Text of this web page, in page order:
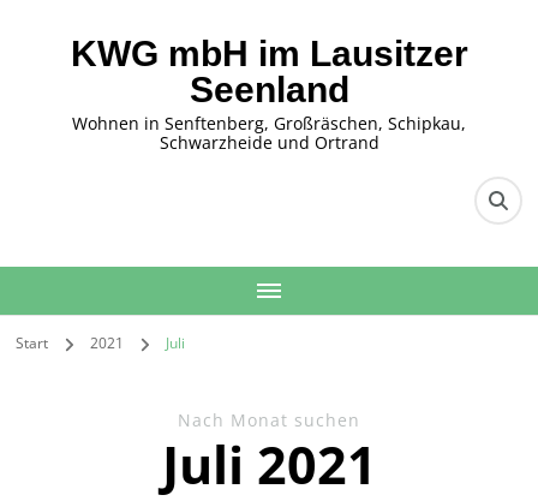
KWG mbH im Lausitzer
Seenland
Wohnen in Senftenberg, Großräschen, Schipkau,
Schwarzheide und Ortrand
Start 2021 Juli
Nach Monat suchen
Juli 2021